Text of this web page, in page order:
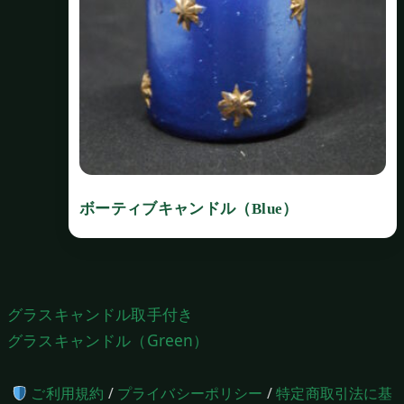
ボーティブキャンドル（Blue）
投
稿
ビ
グラスキャンドル取手付き
グラスキャンドル（Green）
ご利用規約 / プライバシーポリシー /特定商取引法に基